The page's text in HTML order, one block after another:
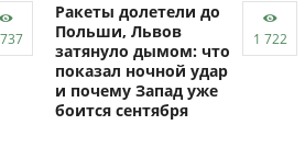
Ракеты долетели до
Польши, Львов
затянуло дымом: что
показал ночной удар
и почему Запад уже
боится сентября